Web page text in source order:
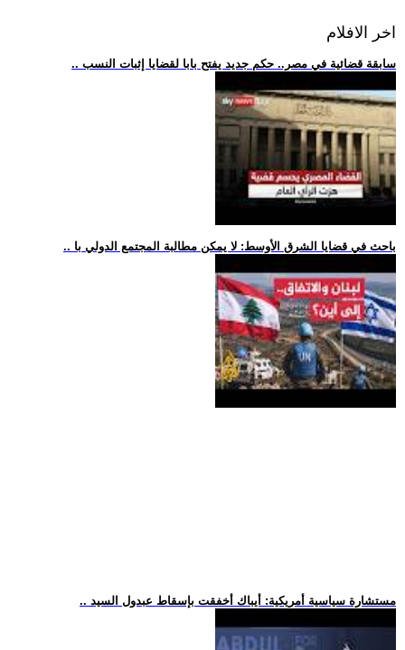
اخر الافلام
.. سابقة قضائية في مصر.. حكم جديد يفتح بابا لقضايا إثبات النسب
.. باحث في قضايا الشرق الأوسط: لا يمكن مطالبة المجتمع الدولي با
.. مستشارة سياسية أمريكية: أيباك أخفقت بإسقاط عبدول السيد